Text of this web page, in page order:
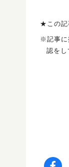
★この記
※記事に
認をし